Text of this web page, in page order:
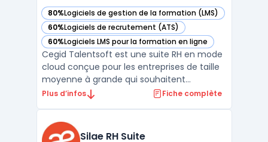
80%Logiciels de gestion de la formation (LMS)
— voir Cegid Talentsoft dans cette catégorie
60%Logiciels de recrutement (ATS)
— voir Cegid Talentsoft dans cette catégorie
60%Logiciels LMS pour la formation en ligne
— voir Cegid Talentsoft dans cette catégorie
Cegid Talentsoft est une suite RH en mode
cloud conçue pour les entreprises de taille
moyenne à grande qui souhaitent
centraliser la gestion des ressources
données collaborateurs et l’automatisation
Plus d’infos Fiche complète
Silae RH Suite